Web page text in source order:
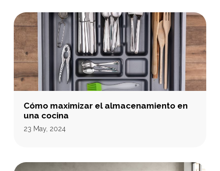
Cómo maximizar el almacenamiento en
una cocina
23 May, 2024